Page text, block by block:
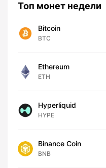
Топ монет недели
Bitcoin
BTC
Ethereum
ETH
Hyperliquid
HYPE
Binance Coin
BNB